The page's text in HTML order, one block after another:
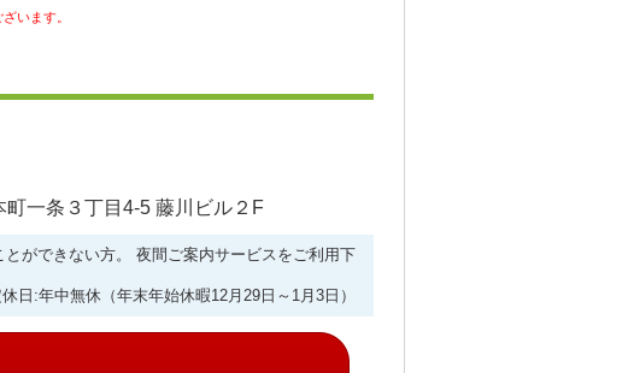
います。
一条３丁目4-5 藤川ビル２F
ができない方。 夜間ご案内サービスをご利用下
日:年中無休（年末年始休暇12月29日～1月3日）